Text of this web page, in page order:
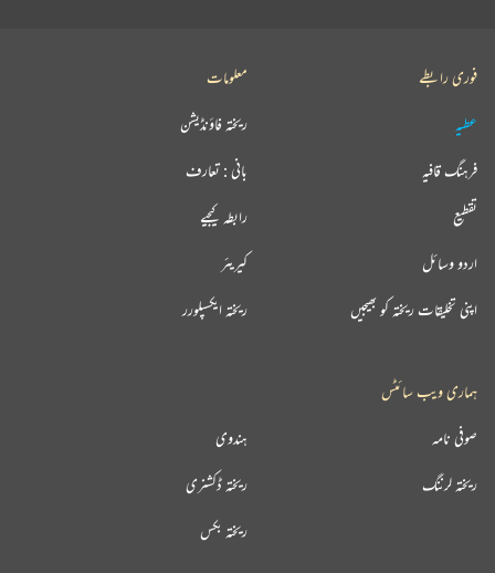
فوری رابطے
عطیہ
فرہنگ قافیہ
تقطیع
اردو وسائل
اپنی تخلیقات ریختہ کو بھیجیں
معلومات
ریختہ فاؤنڈیشن
بانی : تعارف
رابطہ کیجیے
کیریئر
ریختہ ایکسپلورر
ہماری ویب سائٹس
ہندوی صوفی نامہ
ریختہ ڈکشنری ریختہ لرننگ
ریختہ بکس